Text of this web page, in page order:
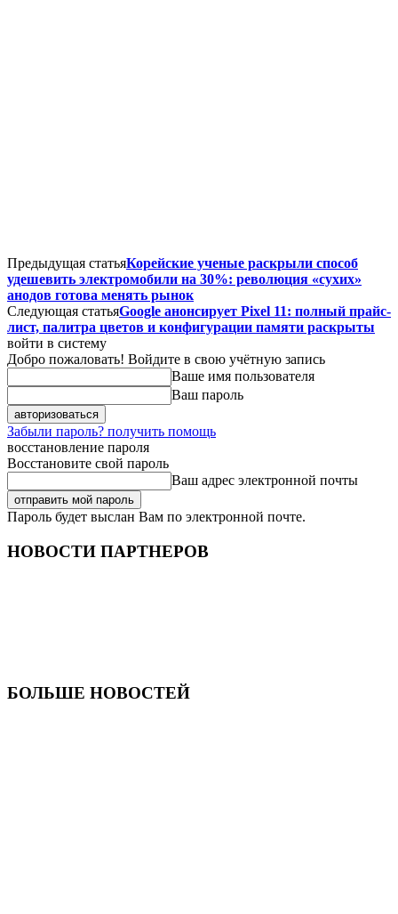
Предыдущая статьяКорейские ученые раскрыли способ
удешевить электромобили на 30%: революция «сухих»
анодов готова менять рынок
Следующая статьяGoogle анонсирует Pixel 11: полный прайс-
лист, палитра цветов и конфигурации памяти раскрыты
войти в систему
Добро пожаловать! Войдите в свою учётную запись
Ваше имя пользователя
Ваш пароль
Забыли пароль? получить помощь
восстановление пароля
Восстановите свой пароль
Ваш адрес электронной почты
Пароль будет выслан Вам по электронной почте.
НОВОСТИ ПАРТНЕРОВ
БОЛЬШЕ НОВОСТЕЙ